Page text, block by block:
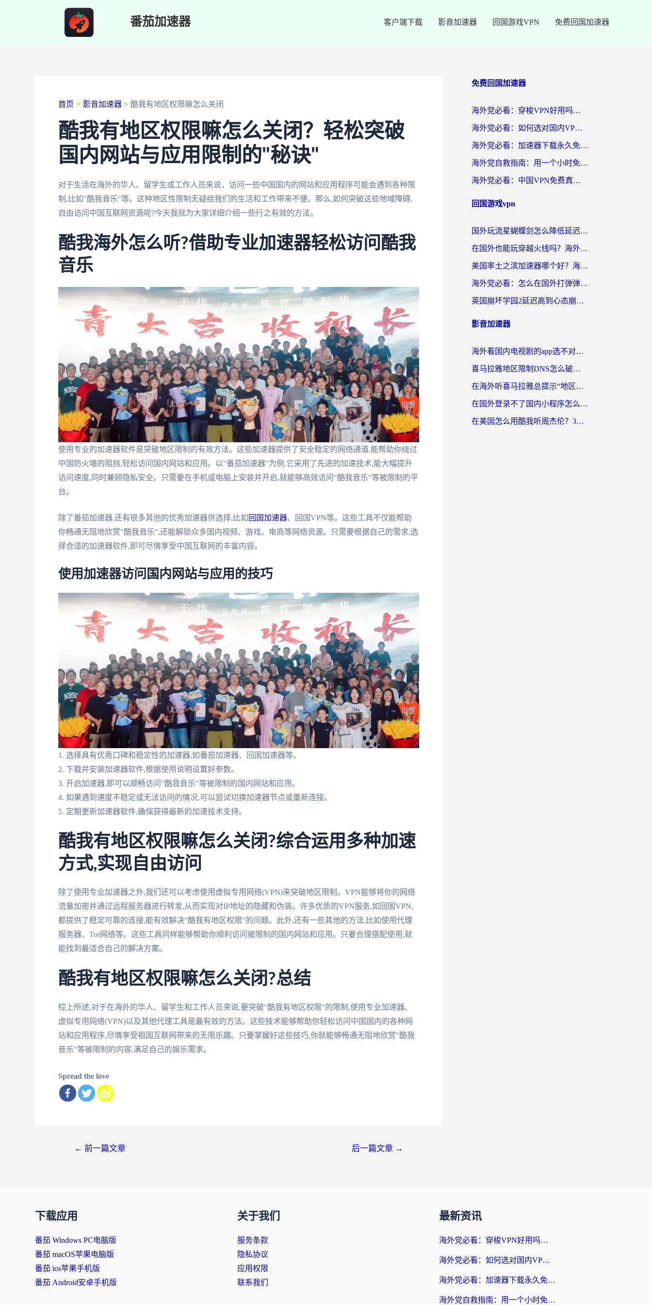
番茄加速器 客户端下载 影音加速器 回国游戏VPN 免费回国加速器
首页 影音加速器 酷我有地区权限嘛怎么关闭
酷我有地区权限嘛怎么关闭？轻松突破
国内网站与应用限制的"秘诀"
对于生活在海外的华人、留学生或工作人员来说，访问一些中国国内的网站和应用程序可能会遇到各种限
制,比如"酷我音乐"等。这种地区性限制无疑给我们的生活和工作带来不便。那么,如何突破这些地域障碍,
自由访问中国互联网资源呢?今天我就为大家详细介绍一些行之有效的方法。
酷我海外怎么听?借助专业加速器轻松访问酷我
音乐
使用专业的加速器软件是突破地区限制的有效方法。这些加速器提供了安全稳定的网络通道,能帮助你绕过
中国防火墙的阻挡,轻松访问国内网站和应用。以"番茄加速器"为例,它采用了先进的加速技术,能大幅提升
访问速度,同时兼顾隐私安全。只需要在手机或电脑上安装并开启,就能够高效访问"酷我音乐"等被限制的平
台。
除了番茄加速器,还有很多其他的优秀加速器供选择,比如 回国加速器、回国VPN等。这些工具不仅能帮助
你畅通无阻地欣赏"酷我音乐",还能解锁众多国内视频、游戏、电商等网络资源。只需要根据自己的需求,选
择合适的加速器软件,即可尽情享受中国互联网的丰富内容。
使用加速器访问国内网站与应用的技巧
1. 选择具有优秀口碑和稳定性的加速器,如番茄加速器、回国加速器等。
2. 下载并安装加速器软件,根据使用说明设置好参数。
3. 开启加速器,即可以顺畅访问"酷我音乐"等被限制的国内网站和应用。
4. 如果遇到速度不稳定或无法访问的情况,可以尝试切换加速器节点或重新连接。
5. 定期更新加速器软件,确保获得最新的加速技术支持。
酷我有地区权限嘛怎么关闭?综合运用多种加速
方式,实现自由访问
除了使用专业加速器之外,我们还可以考虑使用虚拟专用网络(VPN)来突破地区限制。VPN能够将你的网络
流量加密并通过远程服务器进行转发,从而实现对IP地址的隐藏和伪装。许多优质的VPN服务,如回国VPN,
都提供了稳定可靠的连接,能有效解决"酷我有地区权限"的问题。此外,还有一些其他的方法,比如使用代理
服务器、Tor网络等。这些工具同样能够帮助你顺利访问被限制的国内网站和应用。只要合理搭配使用,就
能找到最适合自己的解决方案。
酷我有地区权限嘛怎么关闭?总结
综上所述,对于在海外的华人、留学生和工作人员来说,要突破"酷我有地区权限"的限制,使用专业加速器、
虚拟专用网络(VPN)以及其他代理工具是最有效的方法。这些技术能够帮助你轻松访问中国国内的各种网
站和应用程序,尽情享受祖国互联网带来的无限乐趣。只要掌握好这些技巧,你就能够畅通无阻地欣赏"酷我
音乐"等被限制的内容,满足自己的娱乐需求。
Spread the love
← 前一篇文章 后一篇文章 →
免费回国加速器
海外党必看：穿梭VPN好用吗？和云帆VPN对比哪个回国效果更好？附真实测评+避坑指南
海外党必看：如何选对国内VPN，实现无缝访问国内资源？
海外党必看：加速器下载永久免费版真的存在吗？教你无缝访问国内资源的正确姿势
海外党自救指南：用一个小时免费加速器，轻松打破国内资源访问壁垒？
海外党必看：中国VPN免费真的靠谱吗？手把手教你选对回国加速器
回国游戏vpn
国外玩流星蝴蝶剑怎么降低延迟？海外党必看的加速秘籍（含欧洲鸣潮&彩虹岛优化攻略）
在国外也能玩穿越火线吗？海外玩家国服游戏畅玩终极指南
美国率土之滨加速器哪个好？海外党国服游戏畅玩终极指南（附多游戏解决方案）
海外党必看：怎么在国外打弹弹堂不卡？番茄加速器亲测指南
英国崩坏学园2延迟高到心态崩？海外党国服游戏加速终极指南
影音加速器
海外看国内电视剧的app选不对？这份回国加速器避坑指南帮你流畅追剧
喜马拉雅地区限制DNS怎么破？海外党听国内音乐听书的终极解决方案
在海外听喜马拉雅总提示“地区限制”？3步轻松解除+听国内音乐全攻略
在国外登录不了国内小程序怎么办？选对回国加速器，轻松解锁国内资源
在美国怎么用酷我听周杰伦？3步搞定海外听歌难题
下载应用
番茄 Windows PC电脑版
番茄 macOS苹果电脑版
番茄 ios苹果手机版
番茄 Android安卓手机版
关于我们
服务条款
隐私协议
应用权限
联系我们
最新资讯
海外党必看：穿梭VPN好用吗？和云帆VPN对比哪个回国效果更好？附真实测评+避坑指南
海外党必看：如何选对国内VPN，实现无缝访问国内资源？
海外党必看：加速器下载永久免费版真的存在吗？教你无缝访问国内资源的正确姿势
海外党自救指南：用一个小时免费加速器，轻松打破国内资源访问壁垒？